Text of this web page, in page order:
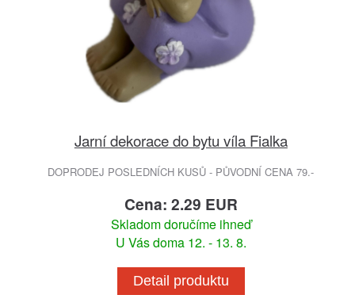
Jarní dekorace do bytu víla Fialka
DOPRODEJ POSLEDNÍCH KUSŮ - PŮVODNÍ CENA 79.-
Cena: 2.29 EUR
Skladom doručíme ihneď
U Vás doma 12. - 13. 8.
Detail produktu